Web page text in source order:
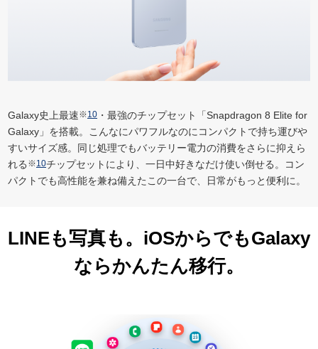
Galaxy史上最速※10 ・最強のチップセット「Snapdragon 8 Elite for
Galaxy」を搭載。こんなにパワフルなのにコンパクトで持ち運びや
すいサイズ感。同じ処理でもバッテリー電力の消費をさらに抑えら
れる ※10チップセットにより、一日中好きなだけ使い倒せる。コン
パクトでも高性能を兼ね備えたこの一台で、日常がもっと便利に。
LINEも写真も。iOSからでもGalaxy
ならかんたん移行。